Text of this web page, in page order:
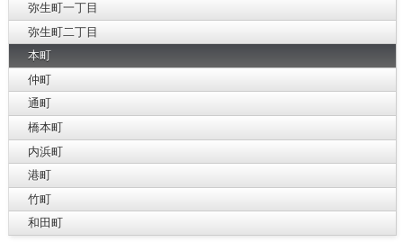
弥生町一丁目
弥生町二丁目
本町
仲町
通町
橋本町
内浜町
港町
竹町
和田町